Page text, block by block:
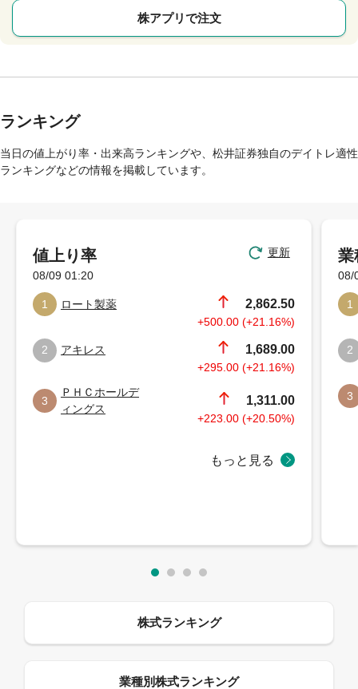
株アプリで注文
ランキング
当日の値上がり率・出来高ランキングや、松井証券独自のデイトレ適性
ランキングなどの情報を掲載しています。